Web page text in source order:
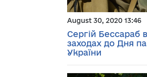
August 30, 2020 13:46
Сергій Бессараб
заходах до Дня
України